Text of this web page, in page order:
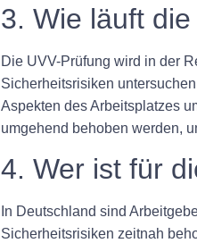
3. Wie läuft
Die UVV-Prüfung wird in der
Sicherheitsrisiken
Aspekten des Arbeitsplatzes
umgehend behoben werden,
4. Wer ist für
In Deutschland sind
Sicherheitsrisiken zeitnah